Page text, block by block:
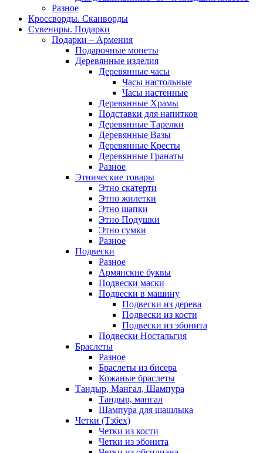
Разное
Кроссворды. Сканворды
Сувениры. Подарки
Подарки – Армения
Подарочные монеты
Деревянные изделия
Деревянные часы
Часы настольные
Часы настенные
Деревянные Храмы
Подставки для напитков
Деревянные Тарелки
Деревянные Вазы
Деревянные Кресты
Деревянные Гранаты
Разное
Этнические товары
Этно скатерти
Этно жилетки
Этно шапки
Этно Подушки
Этно сумки
Разное
Подвески
Разное
Армянские буквы
Подвески маски
Подвески в машину
Подвески из дерева
Подвески из кости
Подвески из эбонита
Подвески Ностальгия
Браслеты
Разное
Браслеты из бисера
Кожаные браслеты
Тандыр, Мангал, Шампура
Тандыр, мангал
Шампура для шашлыка
Четки (Тзбех)
Четки из кости
Четки из эбонита